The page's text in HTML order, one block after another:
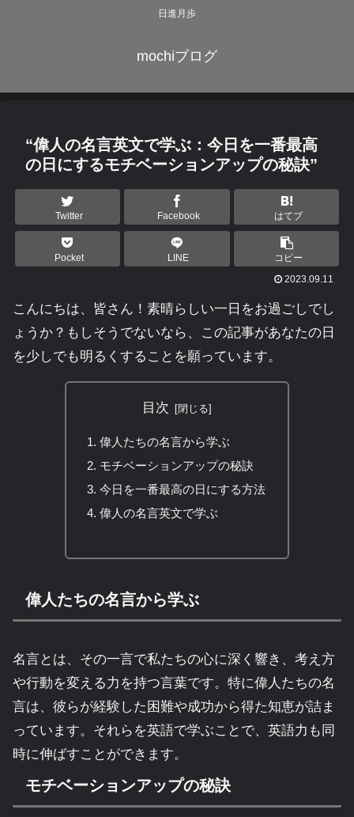
日進月歩
mochiブログ
“偉人の名言英文で学ぶ：今日を一番最高
の日にするモチベーションアップの秘訣”
Twitter Facebook はてブ
Pocket LINE
コピー
2023.09.11
こんにちは、皆さん！素晴らしい一日をお過ごしでし
ょうか？もしそうでないなら、この記事があなたの日
を少しでも明るくすることを願っています。
目次
偉人たちの名言から学ぶ
モチベーションアップの秘訣
今日を一番最高の日にする方法
偉人の名言英文で学ぶ
偉人たちの名言から学ぶ
名言とは、その一言で私たちの心に深く響き、考え方
や行動を変える力を持つ言葉です。特に偉人たちの名
言は、彼らが経験した困難や成功から得た知恵が詰ま
っています。それらを英語で学ぶことで、英語力も同
時に伸ばすことができます。
モチベーションアップの秘訣